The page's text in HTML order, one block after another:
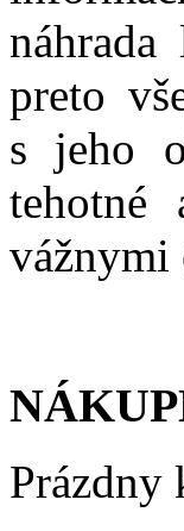
náhrada
preto
s jeho
tehotné
vážnymi
Prázdny